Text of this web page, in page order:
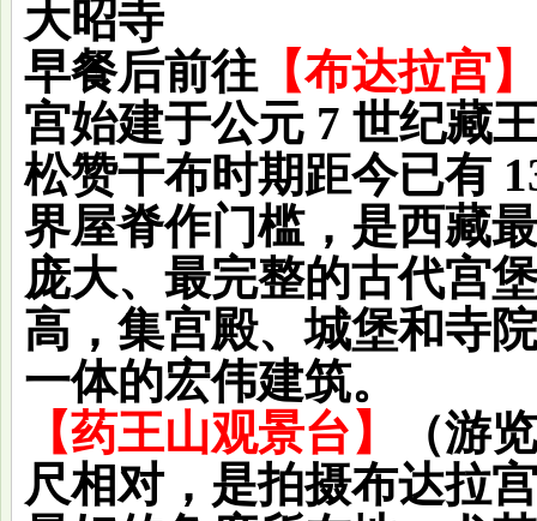
大昭寺
早餐后前往 【布达拉宫】
宫始建于公元 7 世纪藏
松赞干布时期距今已有
界屋脊作门槛，是西藏最
庞大、最完整的古代宫
高，集宫殿、城堡和寺
一体的宏伟建筑。
【药王山观景台】
（游
尺相对，是拍摄布达拉宫